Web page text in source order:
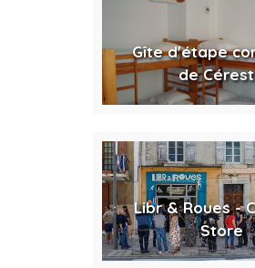
Gîte d'étape
de
Libr & Roues -
Store